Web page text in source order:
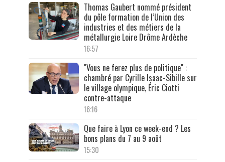
Thomas Gaubert nommé président
du pôle formation de l’Union des
industries et des métiers de la
métallurgie Loire Drôme Ardèche
16:57
"Vous ne ferez plus de politique" :
chambré par Cyrille Isaac-Sibille sur
le village olympique, Éric Ciotti
contre-attaque
16:16
Que faire à Lyon ce week-end ? Les
bons plans du 7 au 9 août
15:30